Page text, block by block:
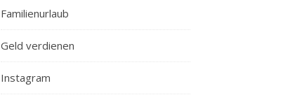
Familienurlaub
Geld verdienen
Instagram